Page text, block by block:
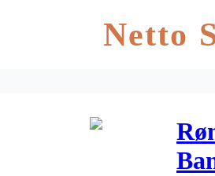
Netto